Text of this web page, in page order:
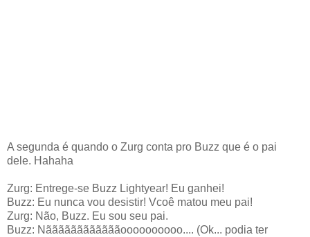
A segunda é quando o Zurg conta pro Buzz que é o pai
dele. Hahaha
Zurg: Entrege-se Buzz Lightyear! Eu ganhei!
Buzz: Eu nunca vou desistir! Vcoê matou meu pai!
Zurg: Não, Buzz. Eu sou seu pai.
Buzz: Nããããããããããããoooooooooo.... (Ok... podia ter